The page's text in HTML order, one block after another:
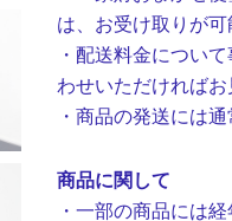
は、お受け取りが
・配送料金につい
わせいただければお
・商品の発送には
商品に関して
・一部の商品には